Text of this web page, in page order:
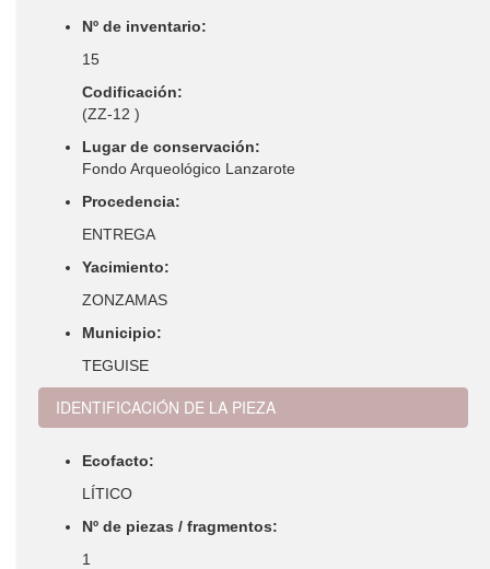
Nº de inventario:
15
Codificación:
(ZZ-12 )
Lugar de conservación:
Fondo Arqueológico Lanzarote
Procedencia:
ENTREGA
Yacimiento:
ZONZAMAS
Municipio:
TEGUISE
IDENTIFICACIÓN DE LA PIEZA
Ecofacto:
LÍTICO
Nº de piezas / fragmentos:
1